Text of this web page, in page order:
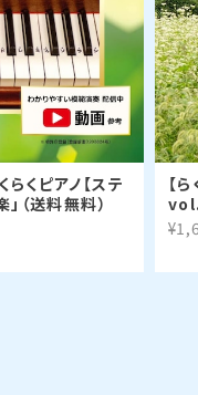
くピアノ【ステ
（送料無料）
【